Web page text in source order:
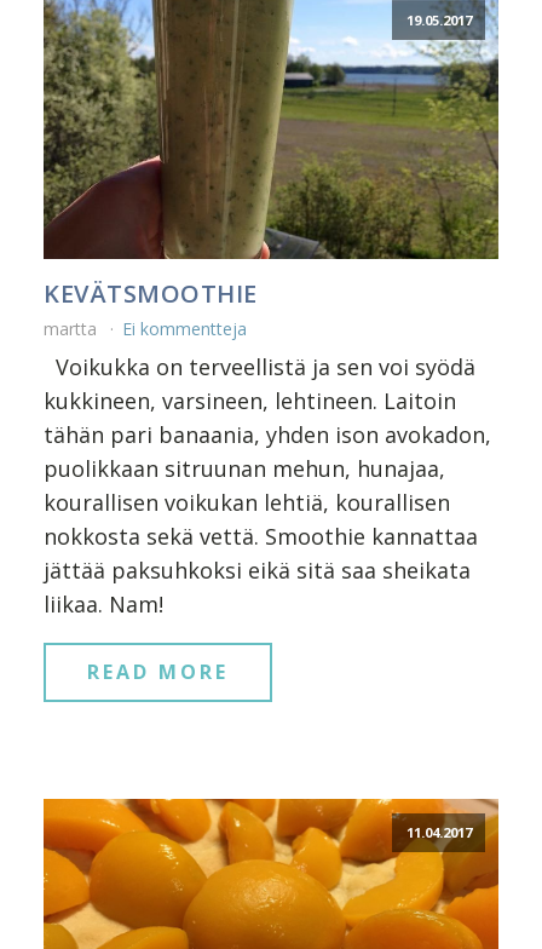
19.05.2017
KEVÄTSMOOTHIE
martta Ei kommentteja
Voikukka on terveellistä ja sen voi syödä
kukkineen, varsineen, lehtineen. Laitoin
tähän pari banaania, yhden ison avokadon,
puolikkaan sitruunan mehun, hunajaa,
kourallisen voikukan lehtiä, kourallisen
nokkosta sekä vettä. Smoothie kannattaa
jättää paksuhkoksi eikä sitä saa sheikata
liikaa. Nam!
READ MORE
11.04.2017